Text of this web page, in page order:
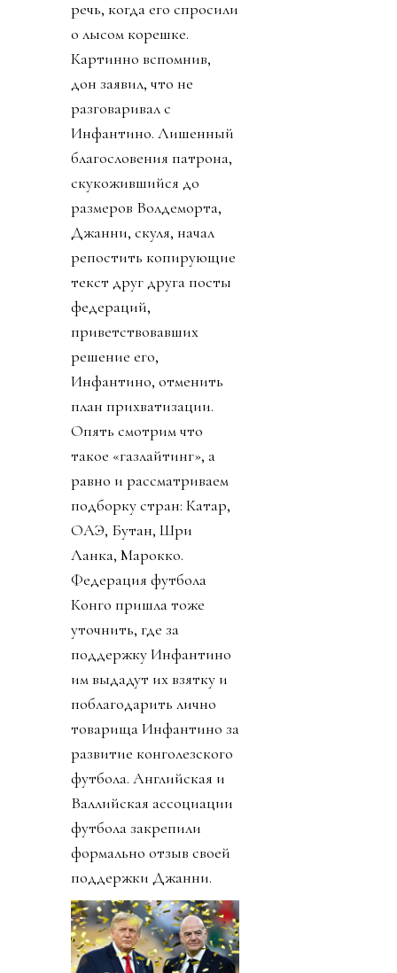
речь, когда его спросили
о лысом корешке.
Картинно вспомнив,
дон заявил, что не
разговаривал с
Инфантино. Лишенный
благословения патрона,
скукожившийся до
размеров Волдеморта,
Джанни, скуля, начал
репостить копирующие
текст друг друга посты
федераций,
приветствовавших
решение его,
Инфантино, отменить
план прихватизации.
Опять смотрим что
такое «газлайтинг», а
равно и рассматриваем
подборку стран: Катар,
ОАЭ, Бутан, Шри
Ланка, Марокко.
Федерация футбола
Конго пришла тоже
уточнить, где за
поддержку Инфантино
им выдадут их взятку и
поблагодарить лично
товарища Инфантино за
развитие конголезского
футбола. Английская и
Валлийская ассоциации
футбола закрепили
формально отзыв своей
поддержки Джанни.